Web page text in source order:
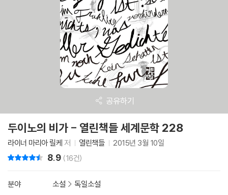
공유하기
두이노의 비가 - 열린책들 세계문학 228
라이너 마리아 릴케 저 열린책들 2015년 3월 10일
8.9 (16건)
분야 소설 > 독일소설